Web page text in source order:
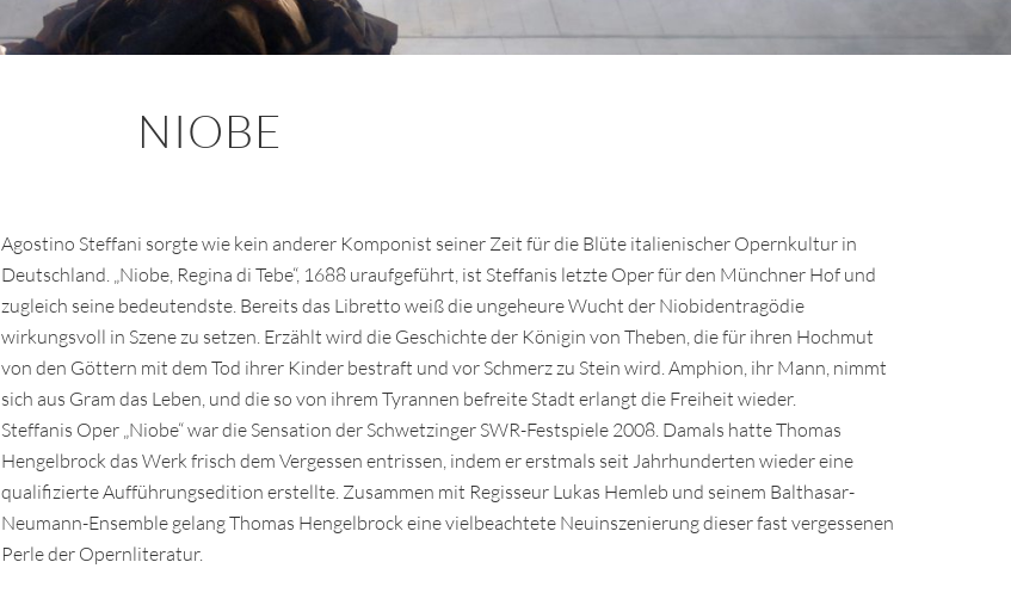
NIOBE
Agostino Steffani sorgte wie kein anderer Komponist seiner Zeit für die Blüte italienischer Opernkultur in
Deutschland. „Niobe, Regina di Tebe“, 1688 uraufgeführt, ist Steffanis letzte Oper für den Münchner Hof und
zugleich seine bedeutendste. Bereits das Libretto weiß die ungeheure Wucht der Niobidentragödie
wirkungsvoll in Szene zu setzen. Erzählt wird die Geschichte der Königin von Theben, die für ihren Hochmut
von den Göttern mit dem Tod ihrer Kinder bestraft und vor Schmerz zu Stein wird. Amphion, ihr Mann, nimmt
sich aus Gram das Leben, und die so von ihrem Tyrannen befreite Stadt erlangt die Freiheit wieder.
Steffanis Oper „Niobe“ war die Sensation der Schwetzinger SWR-Festspiele 2008. Damals hatte Thomas
Hengelbrock das Werk frisch dem Vergessen entrissen, indem er erstmals seit Jahrhunderten wieder eine
qualifizierte Aufführungsedition erstellte. Zusammen mit Regisseur Lukas Hemleb und seinem Balthasar-
Neumann-Ensemble gelang Thomas Hengelbrock eine vielbeachtete Neuinszenierung dieser fast vergessenen
Perle der Opernliteratur.